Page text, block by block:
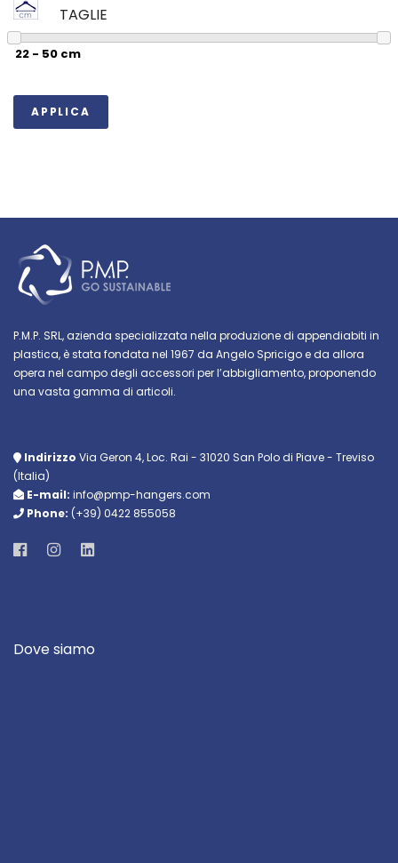
TAGLIE
APPLICA
P.M.P. SRL, azienda specializzata nella produzione di appendiabiti in
plastica, è stata fondata nel 1967 da Angelo Spricigo e da allora
opera nel campo degli accessori per l’abbigliamento, proponendo
una vasta gamma di articoli.
Indirizzo Via Geron 4, Loc. Rai - 31020 San Polo di Piave - Treviso
(Italia)
E-mail: info@pmp-hangers.com
Phone: (+39) 0422 855058
Dove siamo